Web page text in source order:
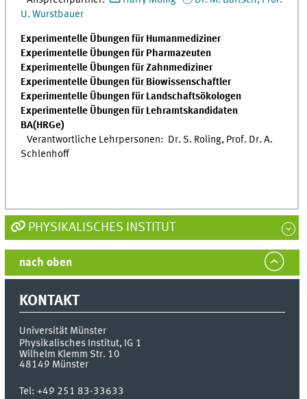
U. Wurstbauer
Experimentelle Übungen für Humanmediziner
Experimentelle Übungen für Pharmazeuten
Experimentelle Übungen für Zahnmediziner
Experimentelle Übungen für Biowissenschaftler
Experimentelle Übungen für Landschaftsökologen
Experimentelle Übungen für Lehramtskandidaten
BA(HRGe)
Verantwortliche Lehrpersonen: Dr. S. Roling, Prof. Dr. A.
Schlenhoff
PHYSIKALISCHES INSTITUT
nach oben
KONTAKT
Universität Münster
Physikalisches Institut, IG 1
Wilhelm Klemm Str. 10
48149 Münster
Tel:+49 251 83-33633